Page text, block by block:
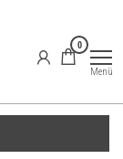
0
Menü